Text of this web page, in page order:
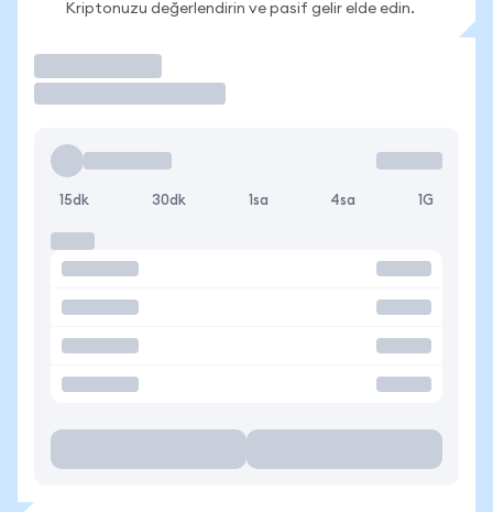
Kriptonuzu değerlendirin ve pasif gelir elde edin.
15dk 30dk 1sa 4sa 1G